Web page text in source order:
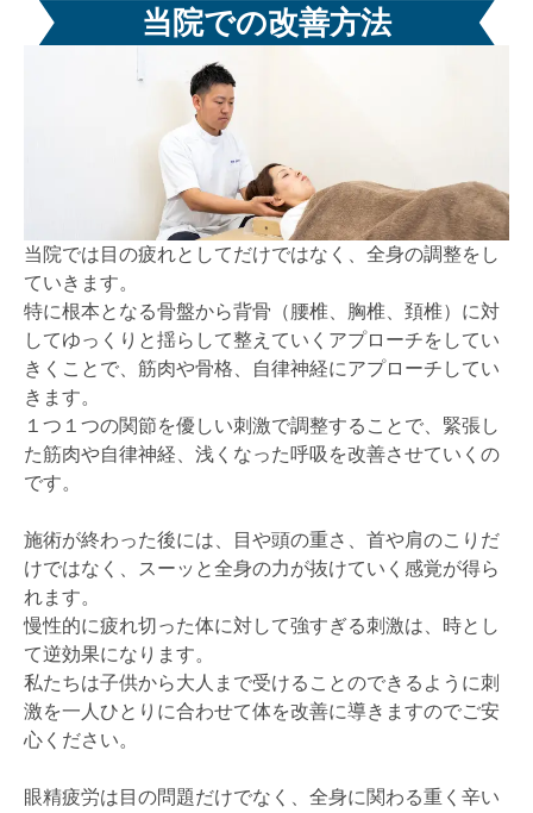
当院での改善方法
当院では目の疲れとしてだけではなく、全身の調整をし
ていきます。
特に根本となる骨盤から背骨（腰椎、胸椎、頚椎）に対
してゆっくりと揺らして整えていくアプローチをしてい
きくことで、筋肉や骨格、自律神経にアプローチしてい
きます。
１つ１つの関節を優しい刺激で調整することで、緊張し
た筋肉や自律神経、浅くなった呼吸を改善させていくの
です。
施術が終わった後には、目や頭の重さ、首や肩のこりだ
けではなく、スーッと全身の力が抜けていく感覚が得ら
れます。
慢性的に疲れ切った体に対して強すぎる刺激は、時とし
て逆効果になります。
私たちは子供から大人まで受けることのできるように刺
激を一人ひとりに合わせて体を改善に導きますのでご安
心ください。
眼精疲労は目の問題だけでなく、全身に関わる重く辛い